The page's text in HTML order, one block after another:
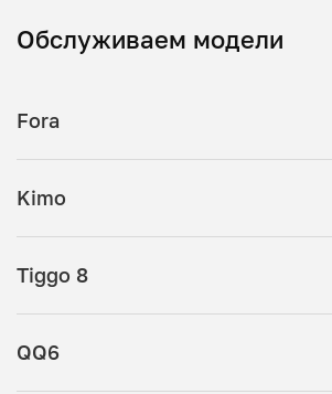
Обслуживаем модели
Fora
Kimo
Tiggo 8
QQ6